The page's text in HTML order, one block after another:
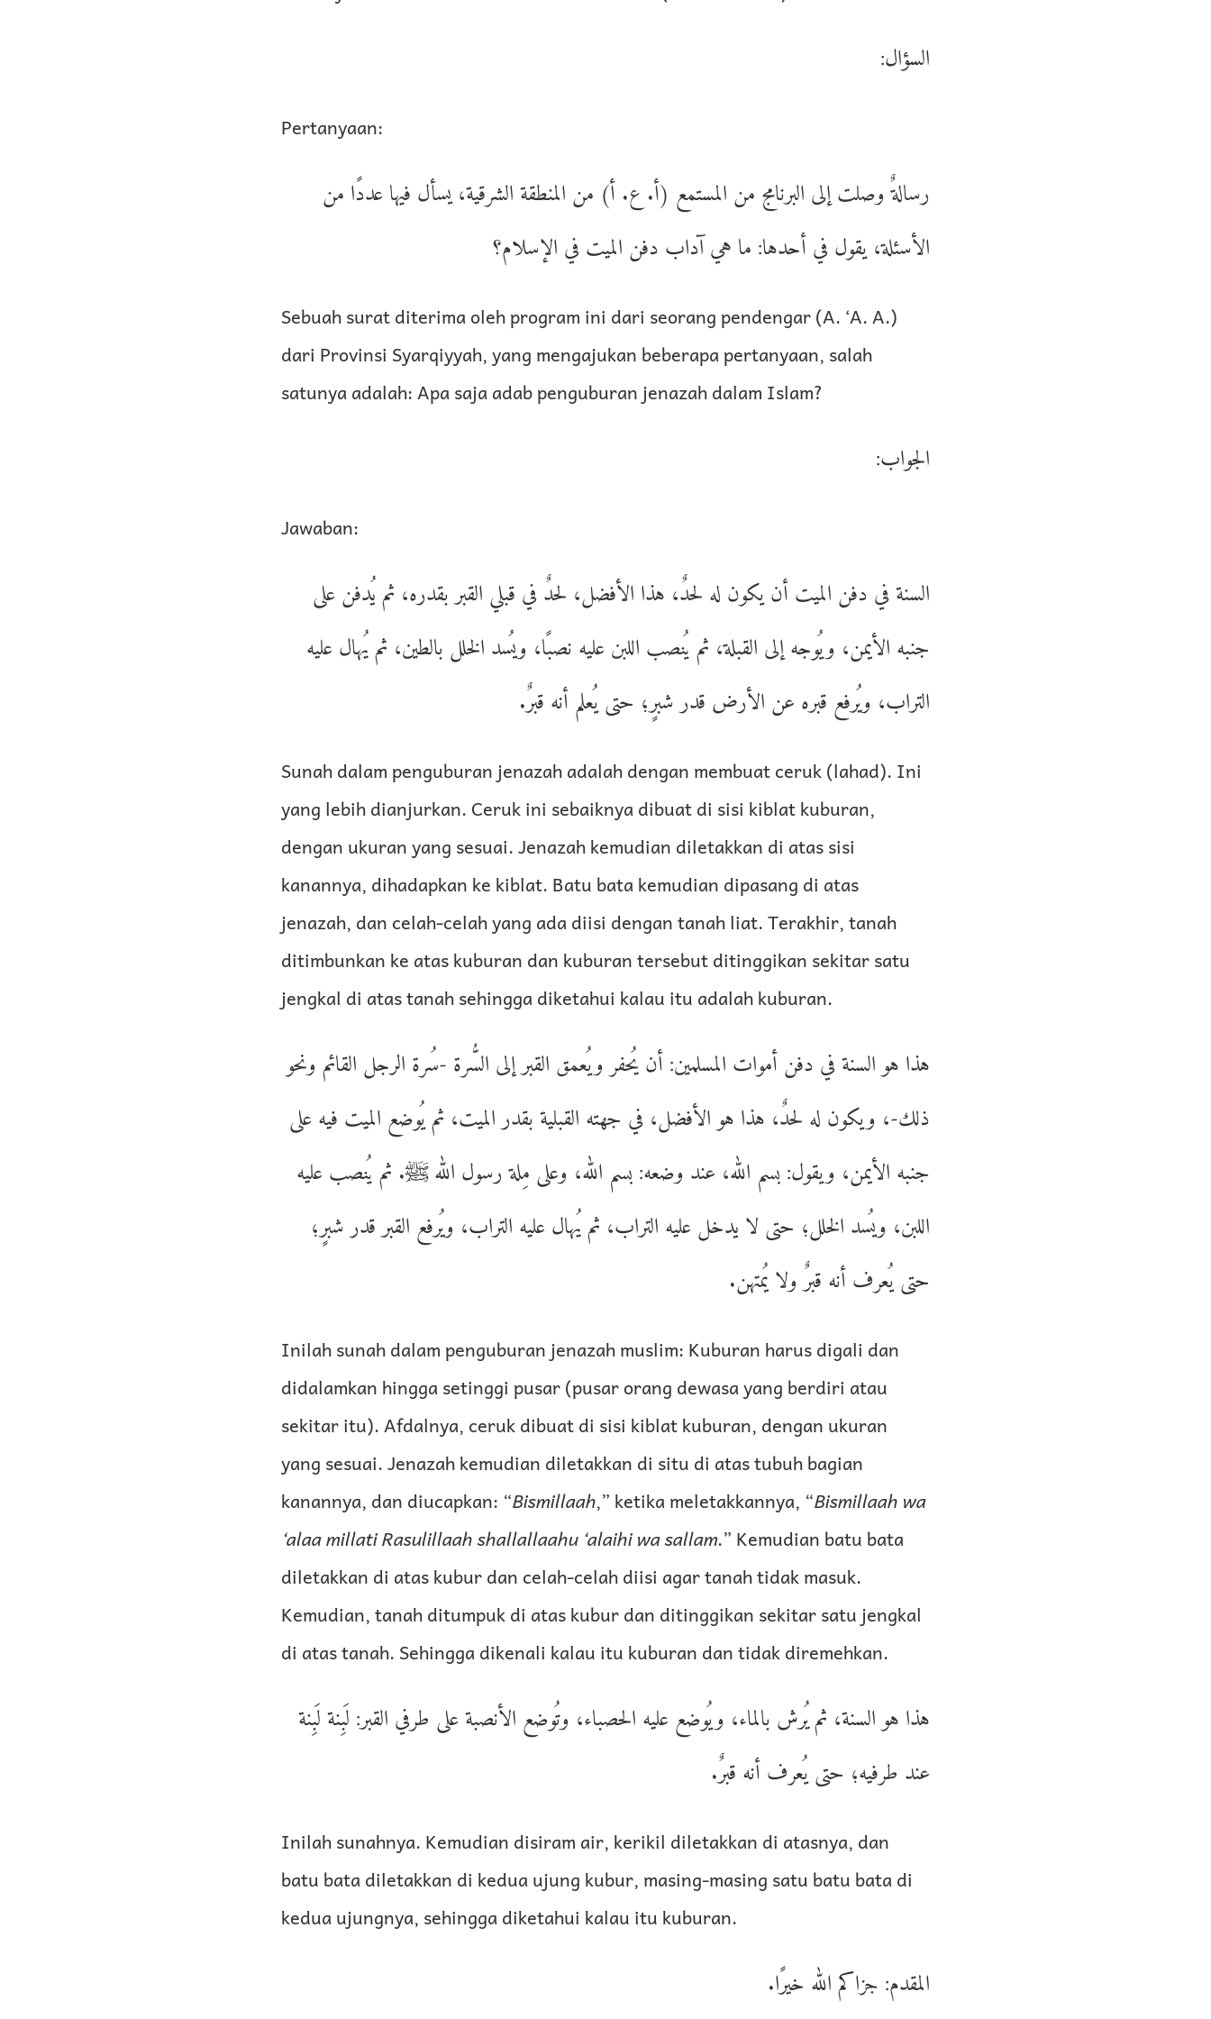
السؤال:
Pertanyaan:
رسالةٌ وصلت إلى البرنامج من المستمع (أ. ع. أ) من المنطقة الشرقية، يسأل فيها عددًا من
الأسئلة، يقول في أحدها: ما هي آداب دفن الميت في الإسلام؟
Sebuah surat diterima oleh program ini dari seorang pendengar (A. ‘A. A.)
dari Provinsi Syarqiyyah, yang mengajukan beberapa pertanyaan, salah
satunya adalah: Apa saja adab penguburan jenazah dalam Islam?
الجواب:
Jawaban:
السنة في دفن الميت أن يكون له لحدٌ، هذا الأفضل، لحدٌ في قبلي القبر بقدره، ثم يُدفن على
جنبه الأيمن، ويُوجه إلى القبلة، ثم يُنصب اللبن عليه نصبًا، ويُسد الخلل بالطين، ثم يُهال عليه
التراب، ويُرفع قبره عن الأرض قدر شبرٍ؛ حتى يُعلم أنه قبرٌ.
Sunah dalam penguburan jenazah adalah dengan membuat ceruk (lahad). Ini
yang lebih dianjurkan. Ceruk ini sebaiknya dibuat di sisi kiblat kuburan,
dengan ukuran yang sesuai. Jenazah kemudian diletakkan di atas sisi
kanannya, dihadapkan ke kiblat. Batu bata kemudian dipasang di atas
jenazah, dan celah-celah yang ada diisi dengan tanah liat. Terakhir, tanah
ditimbunkan ke atas kuburan dan kuburan tersebut ditinggikan sekitar satu
jengkal di atas tanah sehingga diketahui kalau itu adalah kuburan.
هذا هو السنة في دفن أموات المسلمين: أن يُحفر ويُعمق القبر إلى السُّرة -سُرة الرجل القائم ونحو
ذلك-، ويكون له لحدٌ، هذا هو الأفضل، في جهته القبلية بقدر الميت، ثم يُوضع الميت فيه على
جنبه الأيمن، ويقول: بسم الله، عند وضعه: بسم الله، وعلى مِلة رسول الله ﷺ. ثم يُنصب عليه
اللبن، ويُسد الخلل؛ حتى لا يدخل عليه التراب، ثم يُهال عليه التراب، ويُرفع القبر قدر شبرٍ؛
حتى يُعرف أنه قبرٌ ولا يُمتهن.
Inilah sunah dalam penguburan jenazah muslim: Kuburan harus digali dan
didalamkan hingga setinggi pusar (pusar orang dewasa yang berdiri atau
sekitar itu). Afdalnya, ceruk dibuat di sisi kiblat kuburan, dengan ukuran
yang sesuai. Jenazah kemudian diletakkan di situ di atas tubuh bagian
kanannya, dan diucapkan: “Bismillaah,” ketika meletakkannya, “Bismillaah wa
‘alaa millati Rasulillaah shallallaahu ‘alaihi wa sallam.” Kemudian batu bata
diletakkan di atas kubur dan celah-celah diisi agar tanah tidak masuk.
Kemudian, tanah ditumpuk di atas kubur dan ditinggikan sekitar satu jengkal
di atas tanah. Sehingga dikenali kalau itu kuburan dan tidak diremehkan.
هذا هو السنة، ثم يُرش بالماء، ويُوضع عليه الحصباء، وتُوضع الأنصبة على طرفي القبر: لَبِنة لَبِنة
عند طرفيه؛ حتى يُعرف أنه قبرٌ.
Inilah sunahnya. Kemudian disiram air, kerikil diletakkan di atasnya, dan
batu bata diletakkan di kedua ujung kubur, masing-masing satu batu bata di
kedua ujungnya, sehingga diketahui kalau itu kuburan.
المقدم: جزاكم الله خيرًا.